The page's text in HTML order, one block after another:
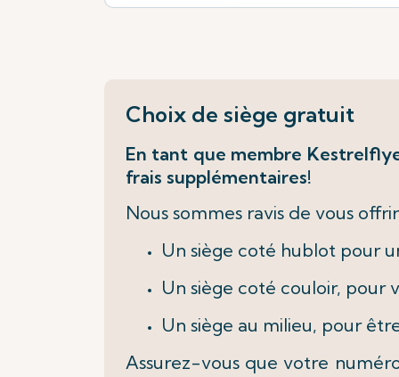
Choix de siège gratuit
En tant que membre
frais supplémentaires!
Nous sommes ravis de vous
Un siège coté hublot pour
Un siège coté couloir, pour
Un siège au milieu, pour
Assurez-vous que votre